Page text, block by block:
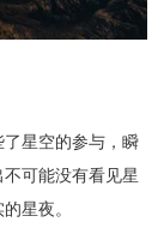
星空的参与，瞬
可能没有看见星
星夜。